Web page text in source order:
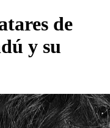
de
y su